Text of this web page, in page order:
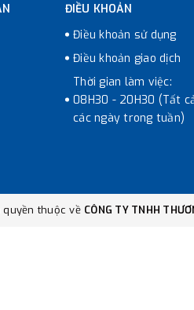
ĐIỀU KHOẢN
Điều khoản sử dụng
Điều khoản giao dịch
Thời gian làm việc:
08H30 - 20H30 (Tất
các ngày trong tuần)
thuộc về CÔNG TY TNHH